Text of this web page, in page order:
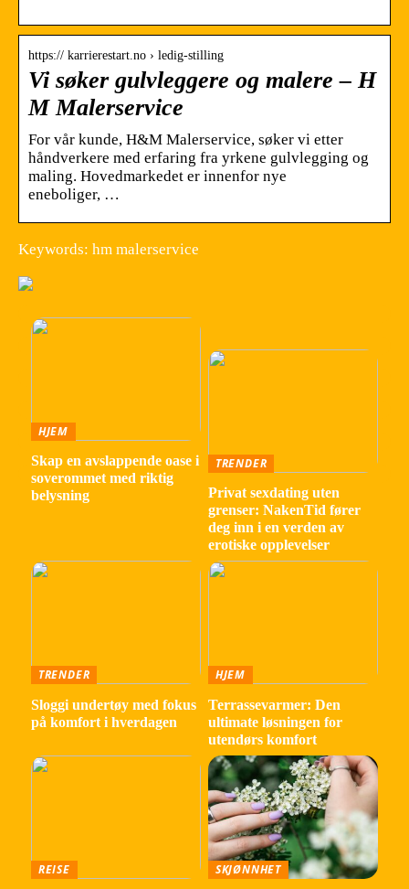
https:// karrierestart.no › ledig-stilling
Vi søker gulvleggere og malere – H
M Malerservice
For vår kunde, H&M Malerservice, søker vi etter
håndverkere med erfaring fra yrkene gulvlegging og
maling. Hovedmarkedet er innenfor nye
eneboliger, …
Keywords: hm malerservice
HJEM
Skap en avslappende oase i
soverommet med riktig
belysning
TRENDER
Privat sexdating uten
grenser: NakenTid fører
deg inn i en verden av
erotiske opplevelser
TRENDER
Sloggi undertøy med fokus
på komfort i hverdagen
HJEM
Terrassevarmer: Den
ultimate løsningen for
utendørs komfort
REISE SKJØNNHET